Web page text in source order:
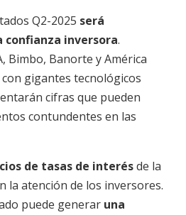
Q2-2025 será
inversora.
Bimbo, Banorte y América
gigantes tecnológicos
cifras que pueden
contundentes en las
de tasas de interésde la
la atención de los inversores.
puede generar una